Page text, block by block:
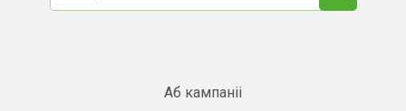
Аб кампаніі